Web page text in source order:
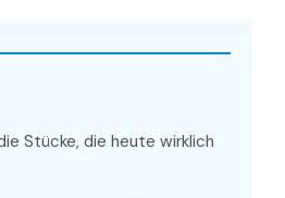
Stücke, die heute wirklich